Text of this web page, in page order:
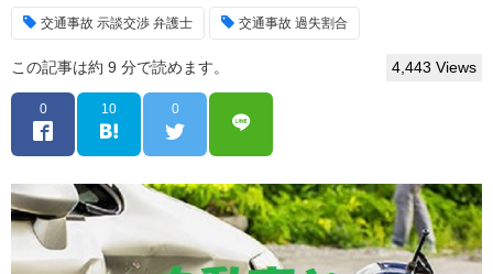
交通事故 示談交渉 弁護士 交通事故 過失割合
この記事は約 9 分で読めます。 4,443 Views
0 10 0